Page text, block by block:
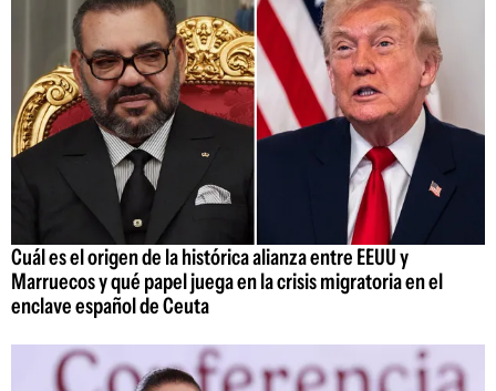
Cuál es el origen de la histórica alianza entre EEUU y
Marruecos y qué papel juega en la crisis migratoria en el
enclave español de Ceuta